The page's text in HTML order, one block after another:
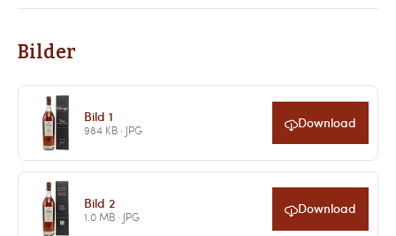
Bilder
Bild 1
984 KB · JPG Download
Bild 2
1.0 MB · JPG Download